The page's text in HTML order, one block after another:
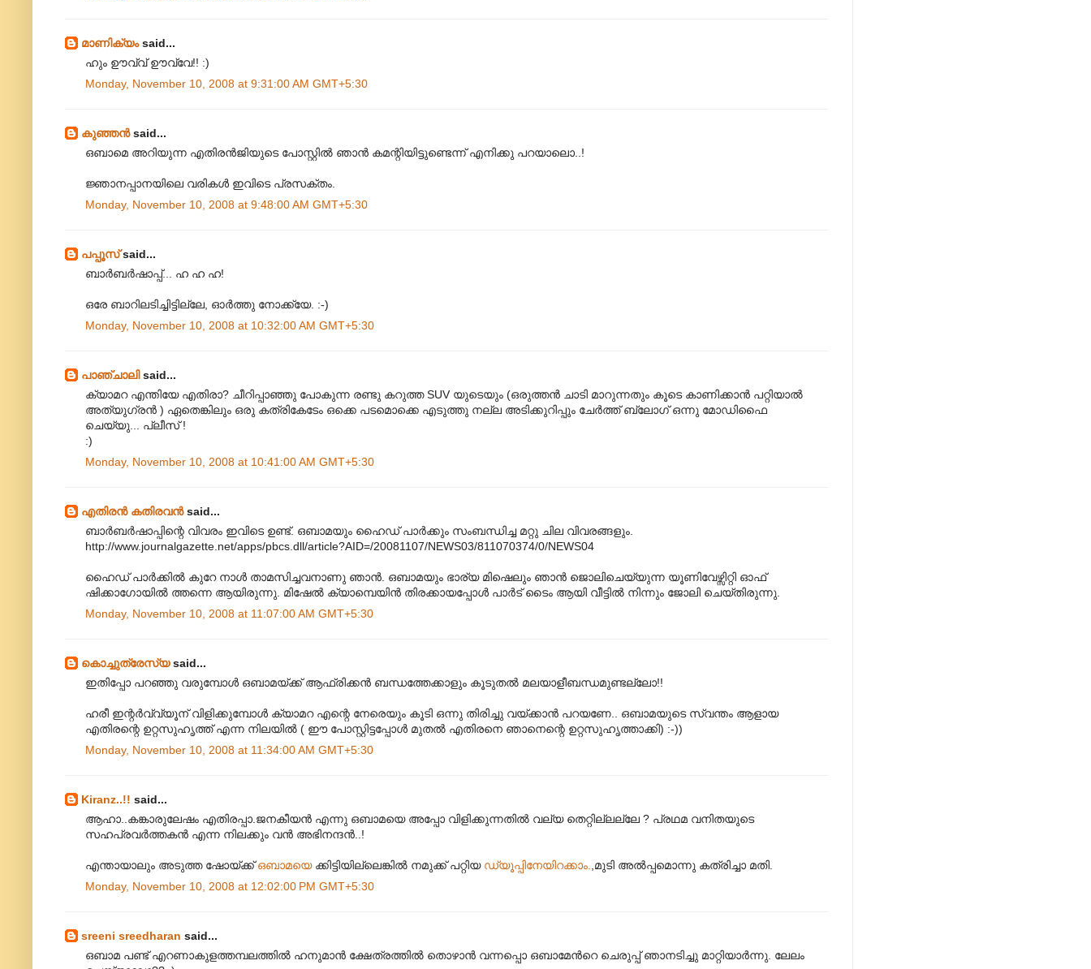
മാണിക്യംsaid...
ഹും ഊവ്വ് ഊവ്വേ!! :)
Monday, November 10, 2008 at 9:31:00 AM GMT+5:30
കുഞ്ഞന്‍said...
ഒബാമെ അറിയുന്ന എതിരന്‍‌ജിയുടെ പോസ്റ്റില്‍ ഞാന്‍ കമന്റിയിട്ടുണ്ടെന്ന് എനിക്കു പറയാലൊ..!
ജ്ഞാനപ്പാനയിലെ വരികള്‍ ഇവിടെ പ്രസക്തം.
Monday, November 10, 2008 at 9:48:00 AM GMT+5:30
പപ്പൂസ്said...
ബാര്‍ബര്‍ഷാപ്പ്... ഹ ഹ ഹ!
ഒരേ ബാറിലടിച്ചിട്ടില്ലേ, ഓര്‍ത്തു നോക്ക്യേ. :-)
Monday, November 10, 2008 at 10:32:00 AM GMT+5:30
പാഞ്ചാലിsaid...
ക്യാമറ എന്തിയേ എതിരാ? ചീറിപ്പാഞ്ഞു പോകുന്ന രണ്ടു കറുത്ത SUV യുടെയും (ഒരുത്തന്‍ ചാടി മാറുന്നതും കൂടെ കാണിക്കാന്‍ പറ്റിയാല്‍
അത്യുഗ്രന്‍ ) ഏതെങ്കിലും ഒരു കത്രികേടേം ഒക്കെ പടമൊക്കെ എടുത്തു നല്ല അടിക്കുറിപ്പും ചേര്‍ത്ത് ബ്ലോഗ് ഒന്നു മോഡിഫൈ
ചെയ്യു... പ്ലീസ് !
:)
Monday, November 10, 2008 at 10:41:00 AM GMT+5:30
എതിരന്‍ കതിരവന്‍said...
ബാര്‍ബര്‍ഷാപ്പിന്റെ വിവരം ഇവിടെ ഉണ്ട്. ഒബാമയും ഹൈഡ് പാര്‍ക്കും സംബന്ധിച്ച മറ്റു ചില വിവരങ്ങളും.
http://www.journalgazette.net/apps/pbcs.dll/article?AID=/20081107/NEWS03/811070374/0/NEWS04
ഹൈഡ് പാര്‍ക്കില്‍ കുറേ നാള്‍ താമസിച്ചവനാണു ഞാന്‍. ഒബാമയും ഭാര്യ മിഷെലും ഞാന്‍ ജൊലിചെയ്യുന്ന യൂണിവേഴ്സിറ്റി ഓഫ്
ഷിക്കാഗോയില്‍ ത്തന്നെ ആയിരുന്നു. മിഷേല്‍ ക്യാമ്പെയിന്‍ തിരക്കായപ്പോള്‍ പാര്‍ട് ടൈം ആയി വീട്ടില്‍ നിന്നും ജോലി ചെയ്തിരുന്നു.
Monday, November 10, 2008 at 11:07:00 AM GMT+5:30
കൊച്ചുത്രേസ്യsaid...
ഇതിപ്പോ പറഞ്ഞു വരുമ്പോൾ ഒബാമയ്ക്ക്‌ ആഫ്രിക്കൻ ബന്ധത്തേക്കാളും കൂടുതൽ മലയാളീബന്ധമുണ്ടല്ലോ!!
ഹരീ ഇന്റർവ്വ്യൂന്‌ വിളിക്കുമ്പോൾ ക്യാമറ എന്റെ നേരെയും കൂടി ഒന്നു തിരിച്ചു വയ്ക്കാൻ പറയണേ.. ഒബാമയുടെ സ്വന്തം ആളായ
എതിരന്റെ ഉറ്റസുഹൃത്ത്‌ എന്ന നിലയിൽ ( ഈ പോസ്റ്റിട്ടപ്പോൾ മുതൽ എതിരനെ ഞാനെന്റെ ഉറ്റസുഹൃത്താക്കി) :-))
Monday, November 10, 2008 at 11:34:00 AM GMT+5:30
Kiranz..!! said...
ആഹാ..കങ്കാരുലേഷം എതിരപ്പാ.ജനകീയൻ എന്നു ഒബാമയെ അപ്പോ വിളിക്കുന്നതിൽ വല്യ തെറ്റില്ലല്ലേ ? പ്രഥമ വനിതയുടെ
സഹപ്രവർത്തകൻ എന്ന നിലക്കും വൻ അഭിനന്ദൻ..!
എന്തായാലും അടുത്ത ഷോയ്ക്ക്ഒബാ‍മയെ ക്കിട്ടിയില്ലെങ്കിൽ നമുക്ക് പറ്റിയ ഡ്യൂപ്പിനേയിറക്കാം.,മുടി അല്‍പ്പമൊന്നു കത്രിച്ചാ മതി.
Monday, November 10, 2008 at 12:02:00 PM GMT+5:30
sreeni sreedharan said...
ഒബാമ പണ്ട് എറണാകുളത്തമ്പലത്തില്‍ ഹനുമാന്‍ ക്ഷേത്രത്തില്‍ തൊഴാന്‍ വന്നപ്പൊ ഒബാമേന്‍റെ ചെരുപ്പ് ഞാനടിച്ചു മാറ്റിയാര്‍ന്നു. ലേലം